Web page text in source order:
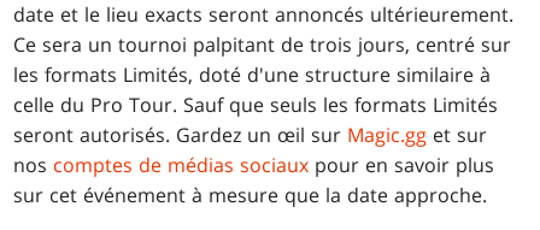
date et le lieu exacts seront annoncés ultérieurement.
Ce sera un tournoi palpitant de trois jours, centré sur
les formats Limités, doté d'une structure similaire à
celle du Pro Tour. Sauf que seuls les formats Limités
seront autorisés. Gardez un œil sur Magic.gg et sur
nos comptes de médias sociaux pour en savoir plus
sur cet événement à mesure que la date approche.